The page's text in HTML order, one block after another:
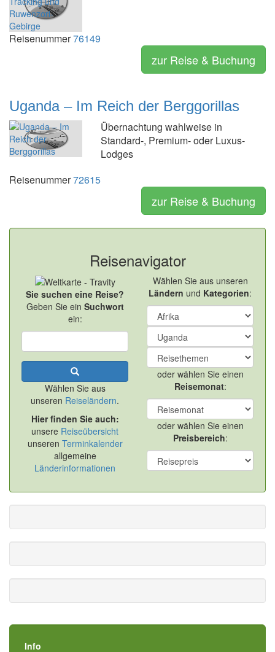
Reisenummer76149
zur Reise & Buchung
Uganda – Im Reich der Berggorillas
Übernachtung wahlweise in
Standard-, Premium- oder Luxus-
Lodges
Reisenummer72615
zur Reise & Buchung
Reisenavigator
Sie suchen eine Reise?
Geben Sie ein Suchwort
ein:
Wählen Sie aus
unseren Reiseländern.
Hier finden Sie auch:
unsere Reiseübersicht
unseren Terminkalender
allgemeine
Länderinformationen
Wählen Sie aus unseren
Ländern und Kategorien:
oder wählen Sie einen
Reisemonat:
oder wählen Sie einen
Preisbereich:
Info